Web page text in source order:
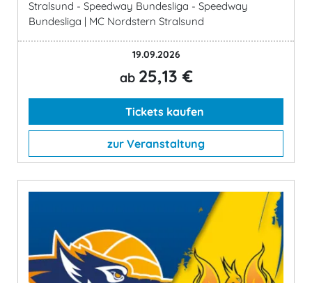
Stralsund - Speedway Bundesliga - Speedway
Bundesliga | MC Nordstern Stralsund
19.09.2026
ab 25,13 €
Tickets kaufen
zur Veranstaltung